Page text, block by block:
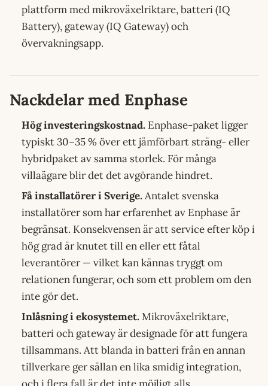
plattform med mikroväxelriktare, batteri (IQ
Battery), gateway (IQ Gateway) och
övervakningsapp.
Nackdelar med Enphase
Hög investeringskostnad. Enphase-paket ligger
typiskt 30–35 % över ett jämförbart sträng- eller
hybridpaket av samma storlek. För många
villaägare blir det det avgörande hindret.
Få installatörer i Sverige.Antalet svenska
installatörer som har erfarenhet av Enphase är
begränsat. Konsekvensen är att service efter köp i
hög grad är knutet till en eller ett fåtal
leverantörer — vilket kan kännas tryggt om
relationen fungerar, och som ett problem om den
inte gör det.
Inlåsning i ekosystemet.Mikroväxelriktare,
batteri och gateway är designade för att fungera
tillsammans. Att blanda in batteri från en annan
tillverkare ger sällan en lika smidig integration,